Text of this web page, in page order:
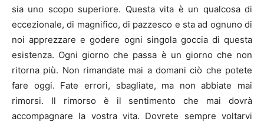
sia uno scopo superiore. Questa vita è un qualcosa di
eccezionale, di magnifico, di pazzesco e sta ad ognuno di
noi apprezzare e godere ogni singola goccia di questa
esistenza. Ogni giorno che passa è un giorno che non
ritorna più. Non rimandate mai a domani ciò che potete
fare oggi. Fate errori, sbagliate, ma non abbiate mai
rimorsi. Il rimorso è il sentimento che mai dovrà
accompagnare la vostra vita. Dovrete sempre voltarvi